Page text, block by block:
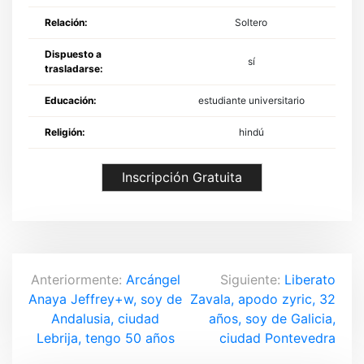
Relación: Soltero
Dispuesto a
trasladarse:
sí
Educación: estudiante universitario
Religión: hindú
Inscripción Gratuita
N
a
v
Anteriormente: Arcángel
Anaya Jeffrey+w, soy de
Andalusia, ciudad
Lebrija, tengo 50 años
Siguiente: Liberato
Zavala, apodo zyric, 32
años, soy de Galicia,
ciudad Pontevedra